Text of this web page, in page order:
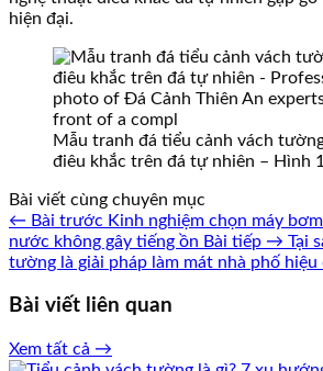
hiện đại.
Mẫu tranh đá tiểu cảnh vách
điêu khắc trên đá tự nhiên – Hình
Bài viết cùng chuyên mục
← Bài trước Kinh nghiệm chọn máy
nước không gây tiếng ồn Bài tiếp → Tại
tường là giải pháp làm mát nhà phố hiệu
Bài viết liên quan
Xem tất cả →